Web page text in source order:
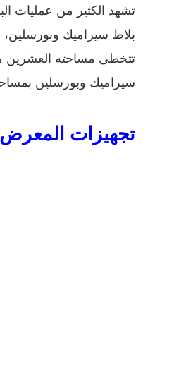
تشهد الكثير من عمليات
بلاط سيراميك وبورسلين،
تتخطى مساحته العشرين
سيراميك وبورسلين
تجهيزات